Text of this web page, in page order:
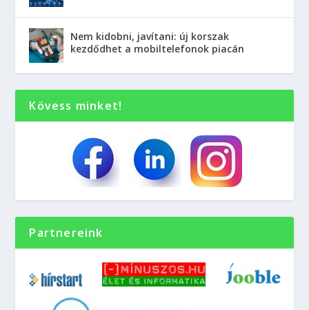
Nem kidobni, javítani: új korszak
kezdődhet a mobiltelefonok piacán
Kövess minket!
Partnereink